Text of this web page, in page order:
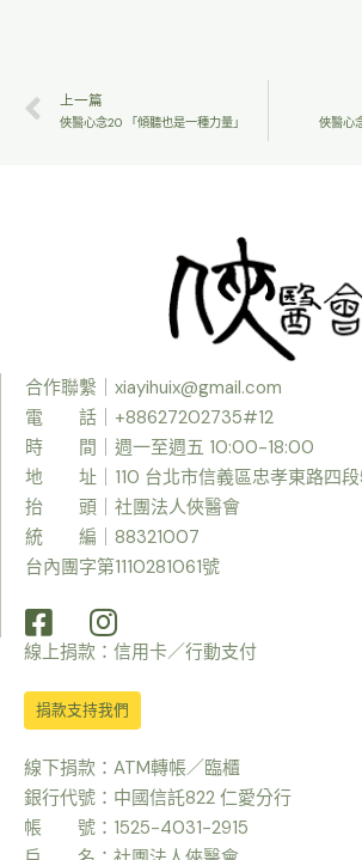
上一篇
俠醫心念20 「傾聽也是一種力量」 俠醫心
合作聯繫｜ xiayihuix@gmail.com
電 話｜+88627202735#12
時
間｜週一至週五 10:00-18:00
地 址｜110 台北市信義區忠孝東路四
抬 頭｜社團法人俠醫會
統 編｜88321007
台內團字第1110281061號
線上捐款：信用卡／行動支付
捐款支持我們
線下捐款：ATM轉帳／臨櫃
銀行代號：中國信託822 仁愛分行
帳 號：1525-4031-2915